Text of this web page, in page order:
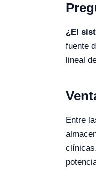
¿El
fuente
lineal
Entre